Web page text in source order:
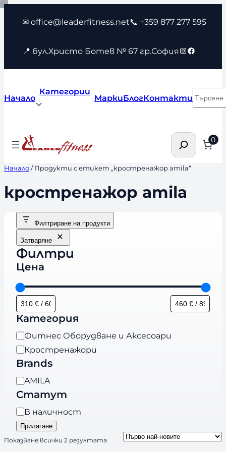
Към
съдържанието
✉ office@leaderfitness.net📞 +359 877 277 595
📍 бул.Христо Ботев № 67 гр.София Instagram
Facebook
Начало
Категории
МаркиБлогКонтакти
Търсене 0
Начало/ Продукти с етикет „кростренажор amila“
кростренажор amila
Филтриране на продукти
Затваряне
Филтри
Цена
Категория
К
а
т
г
о
р
и
Фитнес Оборудване и Аксесоари
Кростренажори
Brands
B
r
a
n
d
s
AMILA
Статут
Н
а
В наличност
Прилагане
Показване всички 2 резултата